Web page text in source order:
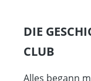
DIE
CLUB
Alles begann